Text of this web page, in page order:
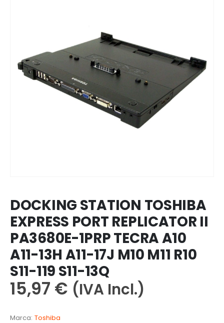
DOCKING STATION TOSHIBA
EXPRESS PORT REPLICATOR II
PA3680E-1PRP TECRA A10
A11-13H A11-17J M10 M11 R10
S11-119 S11-13Q
15,97 € (IVA Incl.)
Marca: Toshiba